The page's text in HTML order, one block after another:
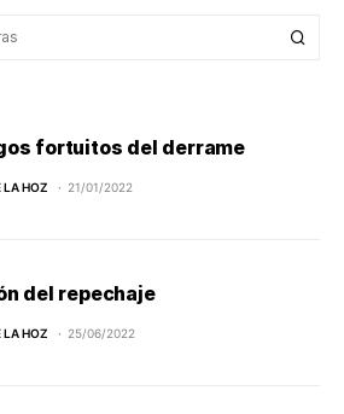
fortuitos del derrame
LA HOZ 21/01/2022
del repechaje
LA HOZ 25/06/2022